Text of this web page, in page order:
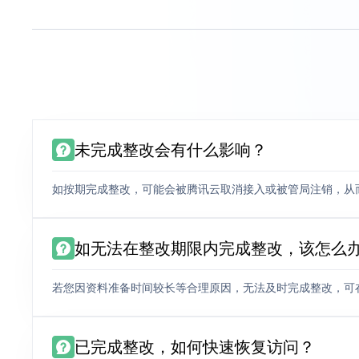
未完成整改会有什么影响？
如按期完成整改，可能会被腾讯云取消接入或被管局注销，
如无法在整改期限内完成整改，该怎么
若您因资料准备时间较长等合理原因，无法及时完成整改，
已完成整改，如何快速恢复访问？